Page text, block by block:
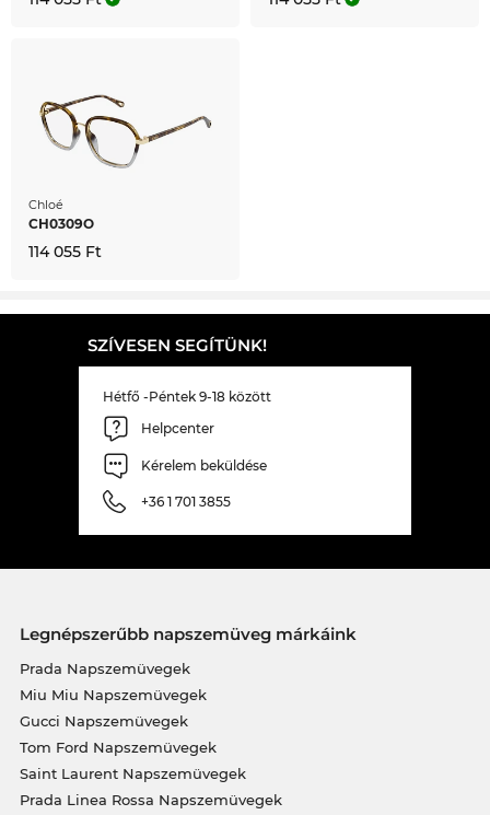
Chloé
CH0309O
114 055 Ft
SZÍVESEN SEGÍTÜNK!
Hétfő -Péntek 9-18 között
Helpcenter
Kérelem beküldése
+36 1 701 3855
Legnépszerűbb napszemüveg márkáink
Prada Napszemüvegek
Miu Miu Napszemüvegek
Gucci Napszemüvegek
Tom Ford Napszemüvegek
Saint Laurent Napszemüvegek
Prada Linea Rossa Napszemüvegek